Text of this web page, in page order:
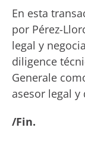
En esta
por Pérez-
legal y
diligence
Generale
asesor legal y
/Fin.